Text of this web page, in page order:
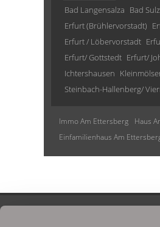
Bad Langensalza Bad
Erfurt (Brühlervorstadt)
Erfurt / Löbervorstadt
Erfurt/ Gottstedt Erfurt/
Ichtershausen
Steinbach-Hallenberg/
Immo Am Ettersberg Haus
Einfamilienhaus Am